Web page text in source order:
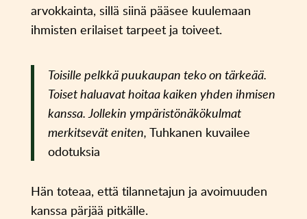
arvokkainta, sillä siinä pääsee kuulemaan
ihmisten erilaiset tarpeet ja toiveet.
Toisille pelkkä puukaupan teko on tärkeää.
Toiset haluavat hoitaa kaiken yhden ihmisen
kanssa. Jollekin ympäristönäkökulmat
merkitsevät eniten, Tuhkanen kuvailee
odotuksia
Hän toteaa, että tilannetajun ja avoimuuden
kanssa pärjää pitkälle.